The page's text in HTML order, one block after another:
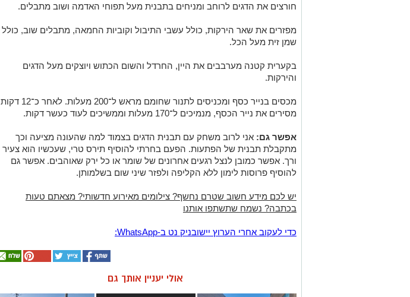
חורצים את הדגים לרוחב ומניחים בתבנית מעל תפוחי האדמה ושוב מתבלים.
מפזרים את שאר הירקות, כולל עשבי התיבול וקוביות החמאה, מתבלים שוב, כולל
שמן זית מעל הכל.
בקערית קטנה מערבבים את היין, החרדל והשום הכתוש ויוצקים מעל הדגים
והירקות.
מכסים בנייר כסף ומכניסים לתנור שחומם מראש ל־200 מעלות. לאחר כ־12 דקות
מסירים את נייר הכסף, מנמיכים ל־170 מעלות וממשיכים לעוד כעשר דקות.
אפשר גם: אני לרוב משחק עם תבנית הדגים בצמוד למה שהעונה מציעה וכך
מתקבלת תבנית של הפתעות. הפעם בחרתי להוסיף תירס טרי, שעכשיו הוא צעיר
ורך. אפשר כמובן לנצל רגעים אחרונים של שומר או כל ירק שאוהבים. אפשר גם
להוסיף פרוסות לימון ללא הקליפה ולפזר שיני שום בשלמותן.
יש לכם מידע חשוב שטרם נחשף? צילומים מאירוע חדשותי? מצאתם טעות
בכתבה? נשמח שתשתפו אותנו
‏כדי לעקוב אחרי הערוץ יישובניק נט ב-WhatsApp:‏‏‏
אולי יעניין אותך גם